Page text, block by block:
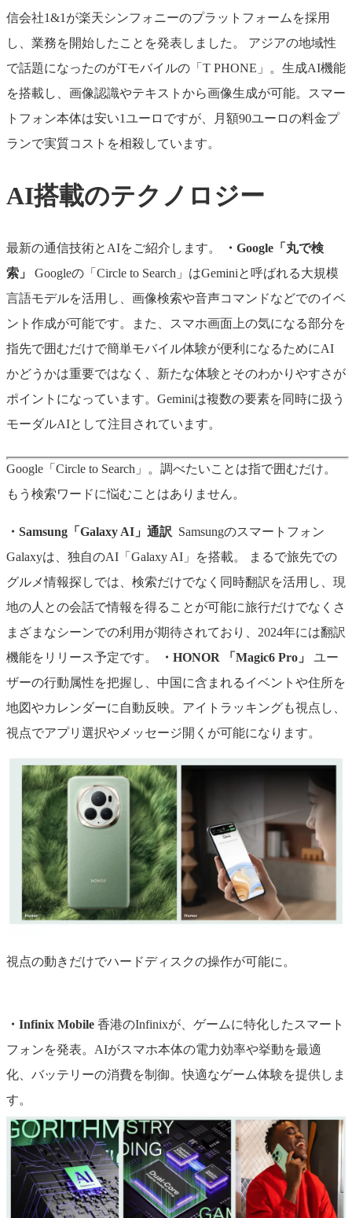
信会社1&1が楽天シンフォニーのプラットフォームを採用
し、業務を開始したことを発表しました。 アジアの地域性
で話題になったのがTモバイルの「T PHONE」。生成AI機能
を搭載し、画像認識やテキストから画像生成が可能。スマー
トフォン本体は安い1ユーロですが、月額90ユーロの料金プ
ランで実質コストを相殺しています。
AI搭載のテクノロジー
最新の通信技術とAIをご紹介します。
・Google「丸で検
索」
Googleの「Circle to Search」はGeminiと呼ばれる大規模
言語モデルを活用し、画像検索や音声コマンドなどでのイベ
ント作成が可能です。また、スマホ画面上の気になる部分を
指先で囲むだけで簡単モバイル体験が便利になるためにAI
かどうかは重要ではなく、新たな体験とそのわかりやすさが
ポイントになっています。Geminiは複数の要素を同時に扱う
モーダルAIとして注目されています。
Google「Circle to Search」。調べたいことは指で囲むだけ。
もう検索ワードに悩むことはありません。
・Samsung「Galaxy AI」通訳 Samsungのスマートフォン
Galaxyは、独自のAI「Galaxy AI」を搭載。 まるで旅先での
グルメ情報探しでは、検索だけでなく同時翻訳を活用し、現
地の人との会話で情報を得ることが可能に旅行だけでなくさ
まざまなシーンでの利用が期待されており、2024年には翻訳
機能をリリース予定です。
・HONOR 「Magic6 Pro」
ユー
ザーの行動属性を把握し、中国に含まれるイベントや住所を
地図やカレンダーに自動反映。アイトラッキングも視点し、
視点でアプリ選択やメッセージ開くが可能になります。
視点の動きだけでハードディスクの操作が可能に。
・Infinix Mobile 香港のInfinixが、ゲームに特化したスマート
フォンを発表。AIがスマホ本体の電力効率や挙動を最適
化、バッテリーの消費を制御。快適なゲーム体験を提供しま
す。